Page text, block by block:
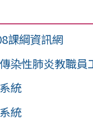
課綱資訊網
染性肺炎教職員
統
統